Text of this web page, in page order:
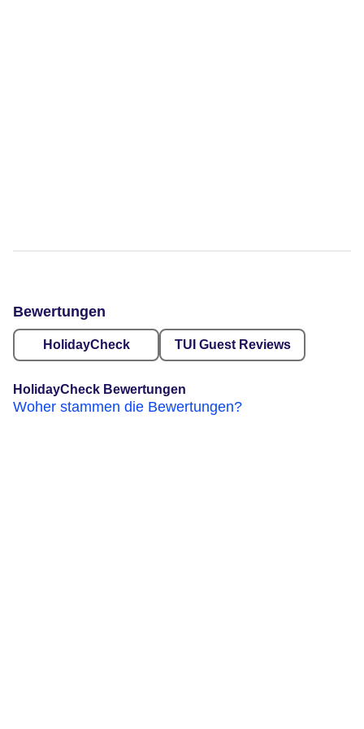
Bewertungen
HolidayCheck TUI Guest Reviews
HolidayCheck Bewertungen
Woher stammen die Bewertungen?